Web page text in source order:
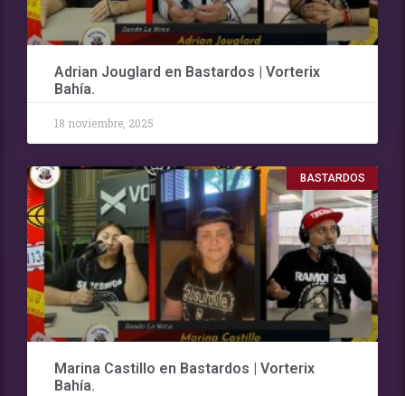
Adrian Jouglard en Bastardos | Vorterix
Bahía.
18 noviembre, 2025
BASTARDOS
Marina Castillo en Bastardos | Vorterix
Bahía.